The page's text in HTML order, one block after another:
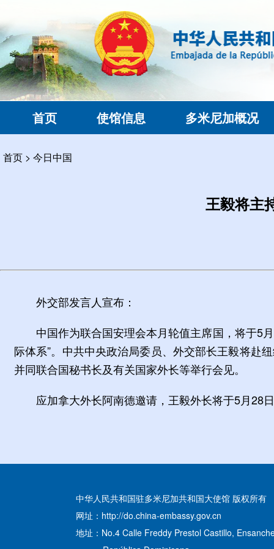
首页 使馆信息 多米尼加概况
首页 > 今日中国
王毅将主
外交部发言人宣布：
中国作为联合国安理会本月轮值主席国，将于5
际体系”。中共中央政治局委员、外交部长王毅将赴
并同联合国秘书长及有关国家外长等举行会见。
应加拿大外长阿南德邀请，王毅外长将于5月28
中华人民共和国驻多米尼加共和国大使馆 版权所有
网址：http://do.china-embassy.gov.cn
地址：No.4 Calle Freddy Prestol Castillo,